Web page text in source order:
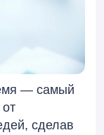
— самый
сделав